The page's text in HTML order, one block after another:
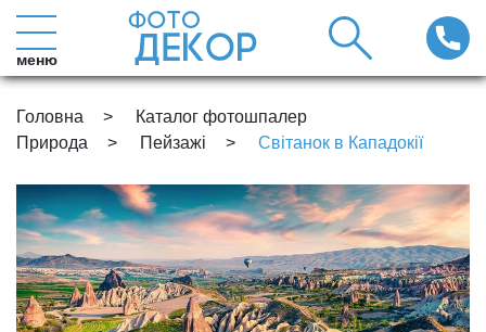
меню
Головна
Каталог фотошпалер
Природа
Пейзажі Світанок в Кападокії